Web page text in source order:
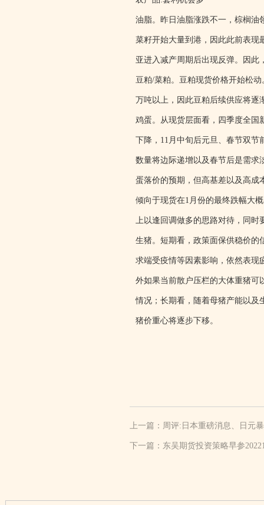
油脂。昨日油脂涨跌不一，棕榈油
菜籽开始大量到港，因此此前表现
亚进入减产周期后出现反弹。因此
豆粕/菜粕。豆粕现货价格开始松
万吨以上，因此豆粕后续供应将逐
鸡蛋。从现货层面看，四季度全国
下降，11月中旬后元旦、春节双
数量将边际递增以及春节后是需求
蛋落价的预期，但高基差以及高成
倾向于现货在1月份的最终跌幅大
上以逢回调做多的思路对待，同
生猪。短期看，政策面保供稳价的
求端受疫情等因素影响，依然表现
外如果当前散户压栏的大体重猪可
情况；长期看，随着母猪产能以及
猪价重心将逐步下移。
上一篇： 周评:日本重磅消息、日元
下一篇： 东吴期货投资策略早参